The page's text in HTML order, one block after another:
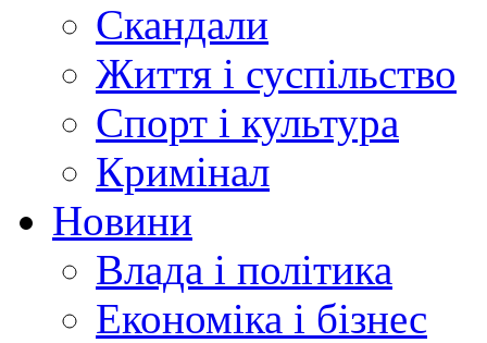
Скандали
Життя і суспільство
Спорт і культура
Кримінал
Новини
Влада і політика
Економіка і бізнес